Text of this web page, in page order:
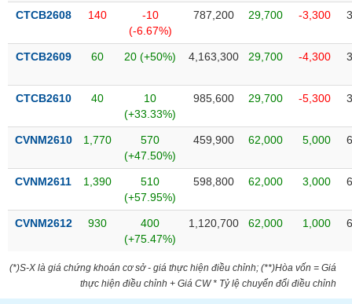
CTCB2608 140
-10
(-6.67%)
787,200 29,700 -3,300
CTCB2609 60 20 (+50%) 4,163,300 29,700 -4,300
CTCB2610 40
10
(+33.33%)
985,600 29,700 -5,300
CVNM2610 1,770
570
(+47.50%)
459,900 62,000 5,000
CVNM2611 1,390
510
(+57.95%)
598,800 62,000 3,000
CVNM2612 930
400
(+75.47%)
1,120,700 62,000 1,000
(*)S-X là giá chứng khoán cơ sở - giá thực hiện điều chỉnh; (**)Hòa vốn = Giá
thực hiện điều chỉnh + Giá CW * Tỷ lệ chuyển đổi điều chỉnh
Công
đầu
tư
Truyền
tài
chính
liệu